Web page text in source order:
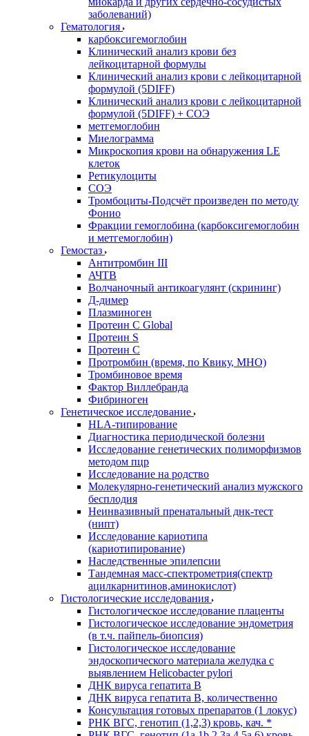
заболеваний)
Гематология
карбоксигемоглобин
Клинический анализ крови без
лейкоцитарной формулы
Клинический анализ крови с лейкоцитарной
формулой (5DIFF)
Клинический анализ крови с лейкоцитарной
формулой (5DIFF) + СОЭ
метгемоглобин
Миелограмма
Микроскопия крови на обнаружения LE
клеток
Ретикулоциты
СОЭ
Тромбоциты-Подсчёт произведен по методу
Фонио
Фракции гемоглобина (карбоксигемоглобин
и метгемоглобин)
Гемостаз
Антитромбин III
АЧТВ
Волчаночный антикоагулянт (скрининг)
Д-димер
Плазминоген
Протеин C Global
Протеин S
Протеин С
Протромбин (время, по Квику, МНО)
Тромбиновое время
Фактор Виллебранда
Фибриноген
Генетическое исследование
HLA-типирование
Диагностика периодической болезни
Исследование генетических полиморфизмов
методом пцр
Исследование на родство
Молекулярно-генетический анализ мужского
бесплодия
Неинвазивный пренатальный днк-тест
(нипт)
Исследование кариотипа
(кариотипирование)
Наследственные эпилепсии
Тандемная масс-спектрометрия(спектр
ацилкарнитинов,аминокислот)
Гистологические исследования
Гистологическое исследование плаценты
Гистологическое исследование эндометрия
(в т.ч. пайпель-биопсия)
Гистологическое исследование
эндоскопического материала желудка с
выявлением Helicobacter pylori
ДНК вируса гепатита B
ДНК вируса гепатита B, количественно
Консультация готовых препаратов (1 локус)
РНК ВГC, генотип (1,2,3) кровь, кач. *